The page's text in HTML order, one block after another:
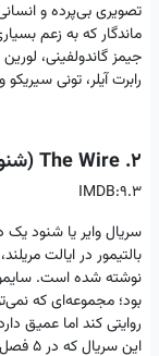
تصویری بی‌پرده و
ماندگار که به زعم
جیمز گاندولفینی،
رابرت آیلر، تونی
2. The Wire (شنود)
IMDB:9.3
سریال وایر یا شنود
بالتیمور در ایالت
نوشته شده ‌است.
بود؛ مجموعه‌ای که
روایتی کند اما عمیق